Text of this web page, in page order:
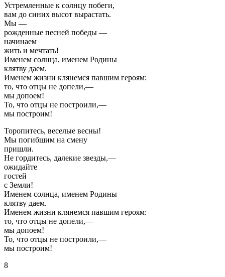
Устремленные к солнцу побеги,
вам до синих высот вырастать.
Мы —
рожденные песней победы —
начинаем
жить и мечтать!
Именем солнца, именем Родины
клятву даем.
Именем жизни клянемся павшим героям:
то, что отцы не допели,—
мы допоем!
То, что отцы не построили,—
мы построим!
Торопитесь, веселые весны!
Мы погибшим на смену
пришли.
Не гордитесь, далекие звезды,—
ожидайте
гостей
с Земли!
Именем солнца, именем Родины
клятву даем.
Именем жизни клянемся павшим героям:
то, что отцы не допели,—
мы допоем!
То, что отцы не построили,—
мы построим!
8